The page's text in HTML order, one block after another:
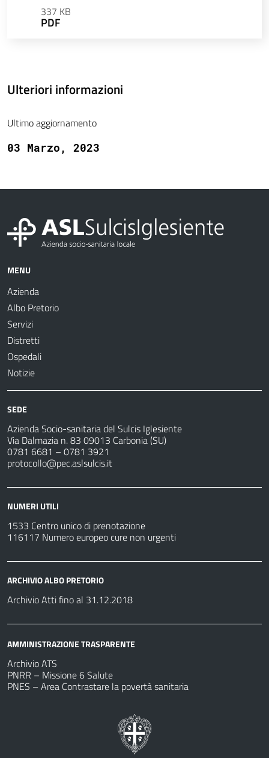
337 KB
PDF
Ulteriori informazioni
Ultimo aggiornamento
03 Marzo, 2023
MENU
Azienda
Albo Pretorio
Servizi
Distretti
Ospedali
Notizie
SEDE
Azienda Socio-sanitaria del Sulcis Iglesiente
Via Dalmazia n. 83 09013 Carbonia (SU)
0781 6681 – 0781 3921
protocollo@pec.aslsulcis.it
NUMERI UTILI
1533 Centro unico di prenotazione
116117 Numero europeo cure non urgenti
ARCHIVIO ALBO PRETORIO
Archivio Atti fino al 31.12.2018
AMMINISTRAZIONE TRASPARENTE
Archivio ATS
PNRR – Missione 6 Salute
PNES – Area Contrastare la povertà sanitaria